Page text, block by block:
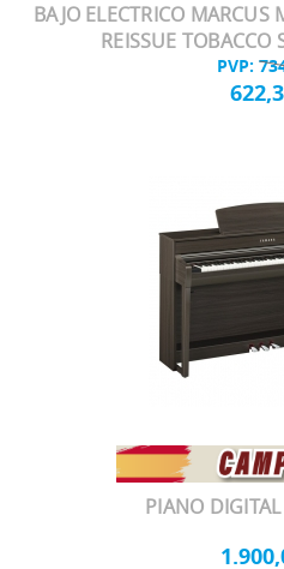
BAJO ELECTRICO MARCUS
REISSUE TOBACCO
PVP:
PIANO